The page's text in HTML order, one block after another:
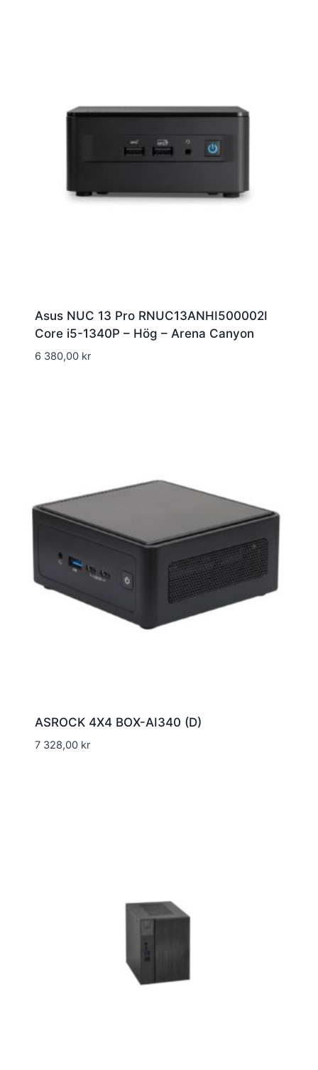
Asus NUC 13 Pro RNUC13ANHI500002I
Core i5-1340P – Hög – Arena Canyon
6 380,00 kr
ASROCK 4X4 BOX-AI340 (D)
7 328,00 kr